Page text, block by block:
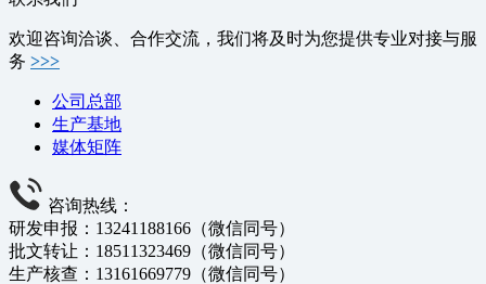
欢迎咨询洽谈、合作交流，我们将及时为您提供专业对接与服
务 >>>
公司总部
生产基地
媒体矩阵
咨询热线：
研发申报：13241188166（微信同号）
批文转让：18511323469（微信同号）
生产核查：13161669779（微信同号）